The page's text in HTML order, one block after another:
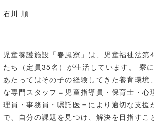
石川 順
児童養護施設「春風寮」は、児童福祉法
たち（定員35名）が生活しています。 寮
あたってはその子の経験してきた養育環
な専門スタッフ＝児童指導員・保育士・
理員・事務員・嘱託医＝により適切な支
で、自分の課題を見つけ、解決を目指すこ